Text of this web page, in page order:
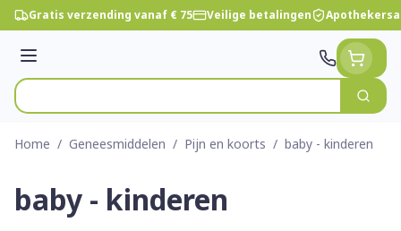
Ga naar de inhoud
Gratis verzending vanaf € 75 Veilige betalingen
Menu
Product, merk, categorie...
Zoek
Home / Geneesmiddelen / Pijn en koorts / baby - kinderen
baby - kinderen